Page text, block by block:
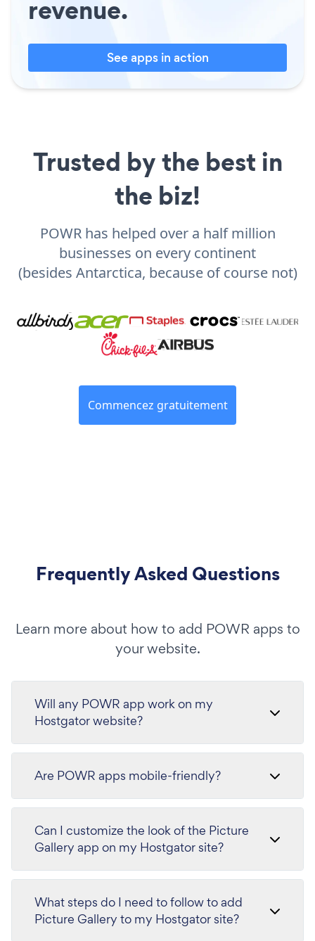
revenue.
See apps in action
Trusted by the best in
the biz!
POWR has helped over a half million
businesses on every continent
(besides Antarctica, because of course not)
Commencez gratuitement
Frequently Asked Questions
Learn more about how to add POWR apps to
your website.
Will any POWR app work on my
Hostgator website?
Are POWR apps mobile-friendly?
Can I customize the look of the Picture
Gallery app on my Hostgator site?
What steps do I need to follow to add
Picture Gallery to my Hostgator site?